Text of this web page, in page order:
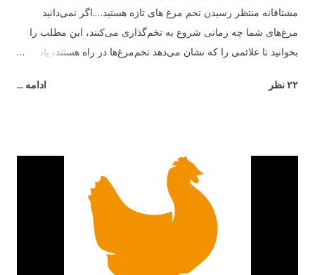
مشتاقانه منتظر رسیدن تخم مرغ های تازه هستید….اگر نمی‌دانید
مرغ‌های شما چه زمانی شروع به تخم‌گذاری می‌کنند، این مطلب را
بخوانید تا علائمی را که نشان می‌دهد تخم‌مرغ‌ها در راه هستند، یاد
می‌کنند، چگونگی نقش نژاد و چند نشانه مبنی بر اینکه تخم‌ها در راه
ها معمولا از چه سنی شروع به تخم گذاری می کنند؟ به طور متوسط ​​
مرغ های جوان در حدود 6 ماهگی شروع به تخم گذاری می کنند یا به
هفتگی شروع به تخم گذاری کنند، در حالی که برخی دیگر ممکن است
28 تا 32 هفته (نزدیک به 8 ماهگی) طول بدهند! در طول سال‌ها، ما
بطور تجربی متوجه شدیم که حدود 20 تا 22 هفتگی رایج‌ترین سن
۲۲ نظر ادامه ...